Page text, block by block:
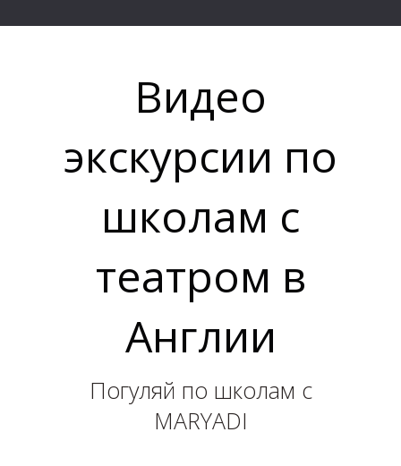
С
Видео
экскурсии по
школам с
театром в
Англии
Погуляй по школам с
MARYADI